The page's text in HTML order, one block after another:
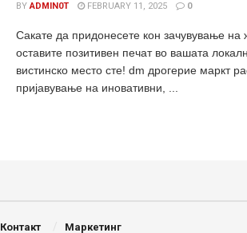
BY ADMIN0T FEBRUARY 11, 2025 0
Сакате да придонесете кон зачувување на
оставите позитивен печат во вашата
вистинско место сте! dm дрогерие маркт
пријавување на иновативни, ...
Контакт Маркетинг